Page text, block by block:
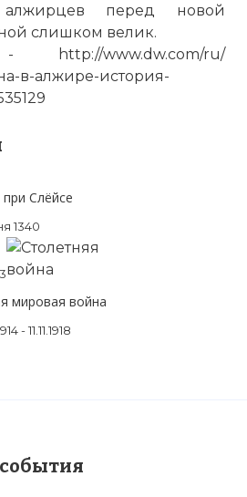
перед новой
слишком велик.
http://www.dw.com/ru/
в-алжире-история-
Слёйсе
1340
мировая война
- 11.11.1918